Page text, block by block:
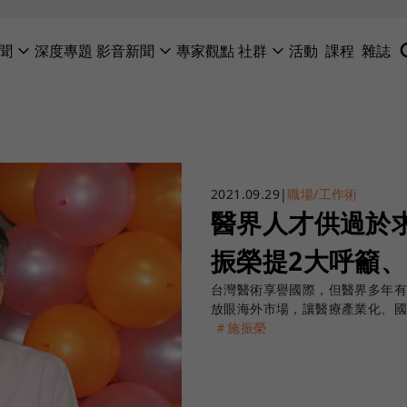
深度專題 影音新聞 專家觀點社群 活動 課程 雜誌
2021.09.29 |職場/工作術
醫界人才供過於
振榮提2大呼籲
台灣醫術享譽國際，但醫界多年
放眼海外市場，讓醫療產業化、
＃施振榮